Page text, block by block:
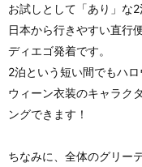
お試しとして「あり」な2
日本から行きやすい直行
ディエゴ発着です。
2泊という短い間でもハ
ウィーン衣装のキャラク
ングできます！
ちなみに、全体のグリー